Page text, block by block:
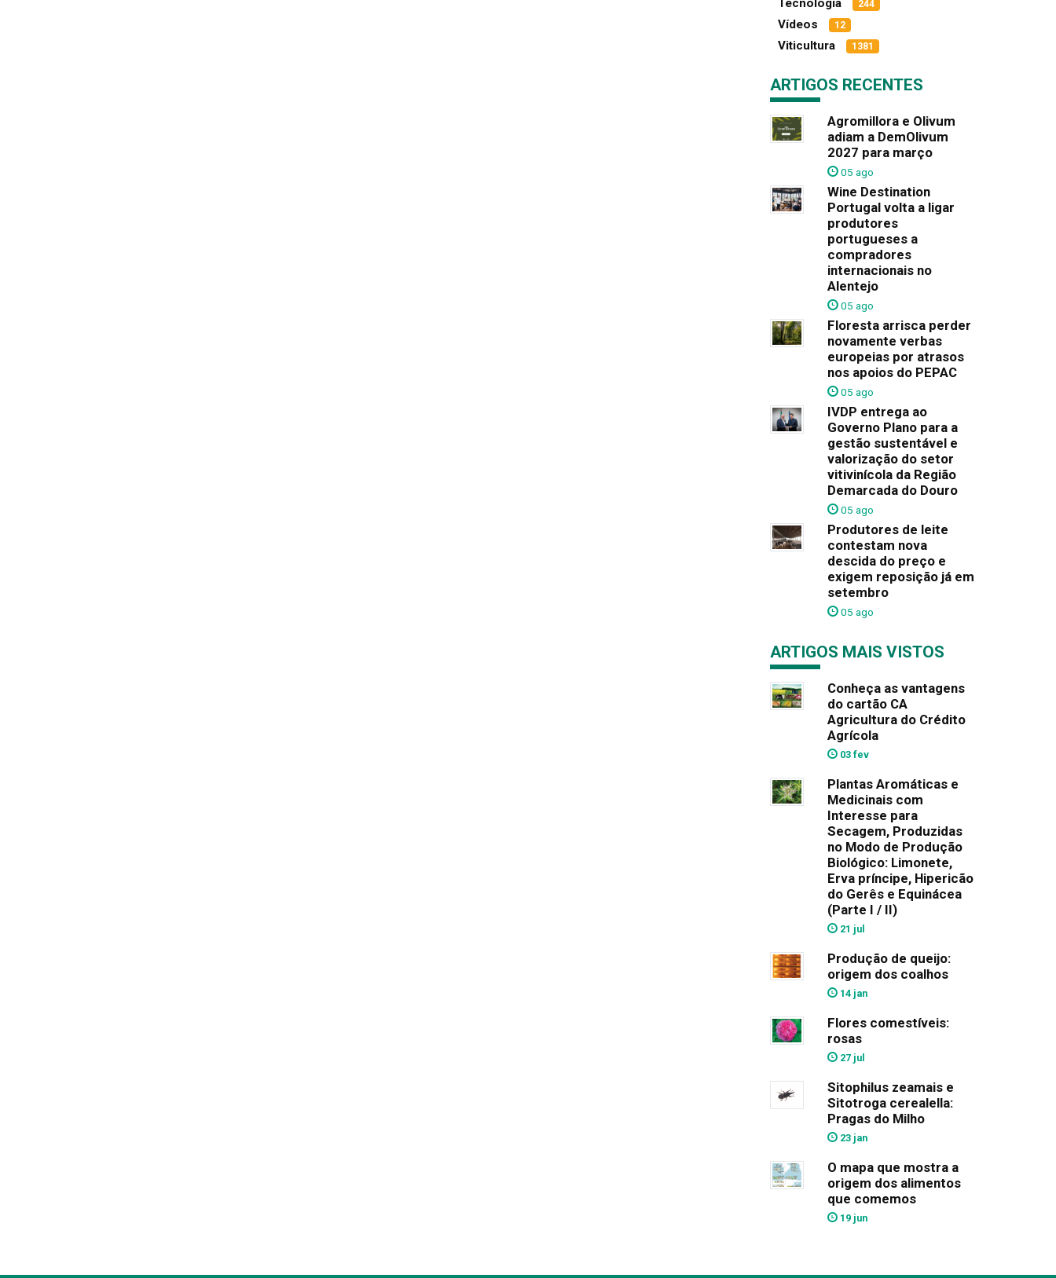
Tecnologia 244
Vídeos 12
Viticultura 1381
ARTIGOS RECENTES
Agromillora e Olivum
adiam a DemOlivum
2027 para março
05 ago
Wine Destination
Portugal volta a ligar
produtores
portugueses a
compradores
internacionais no
Alentejo
05 ago
Floresta arrisca perder
novamente verbas
europeias por atrasos
nos apoios do PEPAC
05 ago
IVDP entrega ao
Governo Plano para a
gestão sustentável e
valorização do setor
vitivinícola da Região
Demarcada do Douro
05 ago
Produtores de leite
contestam nova
descida do preço e
exigem reposição já em
setembro
05 ago
ARTIGOS MAIS VISTOS
Conheça as vantagens
do cartão CA
Agricultura do Crédito
Agrícola
03 fev
Plantas Aromáticas e
Medicinais com
Interesse para
Secagem, Produzidas
no Modo de Produção
Biológico: Limonete,
Erva príncipe, Hipericão
do Gerês e Equinácea
(Parte I / II)
21 jul
Produção de queijo:
origem dos coalhos
14 jan
Flores comestíveis:
rosas
27 jul
Sitophilus zeamais e
Sitotroga cerealella:
Pragas do Milho
23 jan
O mapa que mostra a
origem dos alimentos
que comemos
19 jun